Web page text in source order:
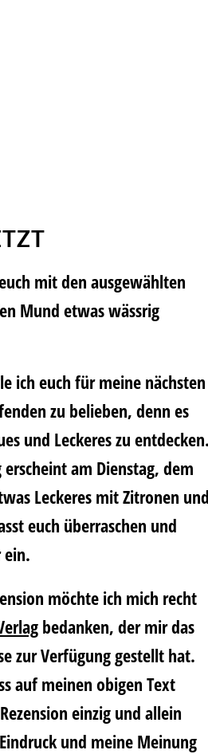
mit den ausgewählten
Mund etwas wässrig
ich euch für meine nächsten
zu belieben, denn es
und Leckeres zu
am Dienstag, dem
Leckeres mit Zitronen
euch überraschen und
möchte ich mich recht
bedanken, der mir das
zur Verfügung gestellt hat.
auf meinen obigen Text
einzig und allein
und meine Meinung